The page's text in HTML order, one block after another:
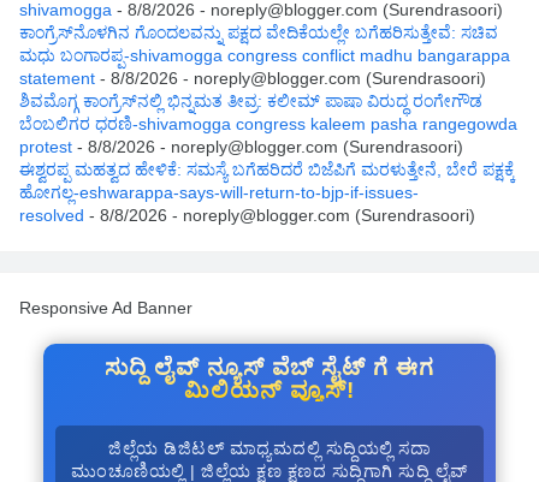
shivamogga - 8/8/2026 - noreply@blogger.com (Surendrasoori)
ಕಾಂಗ್ರೆಸ್‌ನೊಳಗಿನ ಗೊಂದಲವನ್ನು ಪಕ್ಷದ ವೇದಿಕೆಯಲ್ಲೇ ಬಗೆಹರಿಸುತ್ತೇವೆ: ಸಚಿವ
ಮಧು ಬಂಗಾರಪ್ಪ-shivamogga congress conflict madhu bangarappa
statement - 8/8/2026 - noreply@blogger.com (Surendrasoori)
ಶಿವಮೊಗ್ಗ ಕಾಂಗ್ರೆಸ್‌ನಲ್ಲಿ ಭಿನ್ನಮತ ತೀವ್ರ: ಕಲೀಮ್ ಪಾಷಾ ವಿರುದ್ಧ ರಂಗೇಗೌಡ
ಬೆಂಬಲಿಗರ ಧರಣಿ-shivamogga congress kaleem pasha rangegowda
protest - 8/8/2026 - noreply@blogger.com (Surendrasoori)
ಈಶ್ವರಪ್ಪ ಮಹತ್ವದ ಹೇಳಿಕೆ: ಸಮಸ್ಯೆ ಬಗೆಹರಿದರೆ ಬಿಜೆಪಿಗೆ ಮರಳುತ್ತೇನೆ, ಬೇರೆ ಪಕ್ಷಕ್ಕೆ
ಹೋಗಲ್ಲ-eshwarappa-says-will-return-to-bjp-if-issues-
resolved - 8/8/2026 - noreply@blogger.com (Surendrasoori)
Responsive Ad Banner
ಸುದ್ದಿ ಲೈವ್ ನ್ಯೂಸ್ ವೆಬ್ ಸೈಟ್ ಗೆ ಈಗ
ಮಿಲಿಯನ್ ವ್ಯೂಸ್!
ಜಿಲ್ಲೆಯ ಡಿಜಿಟಲ್ ಮಾಧ್ಯಮದಲ್ಲಿ ಸುದ್ದಿಯಲ್ಲಿ ಸದಾ
ಮುಂಚೂಣಿಯಲ್ಲಿ | ಜಿಲ್ಲೆಯ ಕ್ಷಣ ಕ್ಷಣದ ಸುದ್ದಿಗಾಗಿ ಸುದ್ದಿ ಲೈವ್